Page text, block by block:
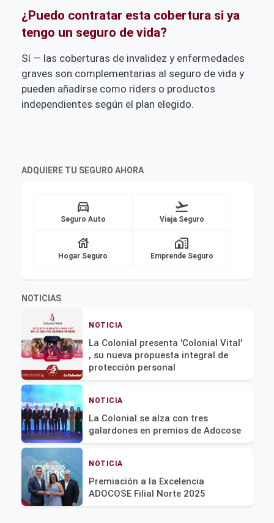
¿Puedo contratar esta cobertura si ya
tengo un seguro de vida?
Sí — las coberturas de invalidez y enfermedades
graves son complementarias al seguro de vida y
pueden añadirse como riders o productos
independientes según el plan elegido.
ADQUIERE TU SEGURO AHORA
directions_car
Seguro Auto
flight_takeoff
Viaja Seguro
house
Hogar Seguro
home_work
Emprende Seguro
NOTICIAS
NOTICIA
La Colonial presenta 'Colonial Vital'
, su nueva propuesta integral de
protección personal
NOTICIA
La Colonial se alza con tres
galardones en premios de Adocose
NOTICIA
Premiación a la Excelencia
ADOCOSE Filial Norte 2025